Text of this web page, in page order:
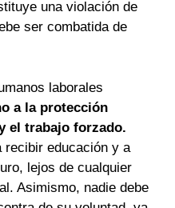
una violación de
ser combatida de
laborales
a la protección
el trabajo forzado.
recibir educación y a
lejos de cualquier
Asimismo, nadie debe